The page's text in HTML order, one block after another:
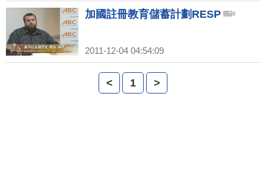
加國註冊教育儲蓄計劃RESP
2011-12-04 04:54:09
< 1 >